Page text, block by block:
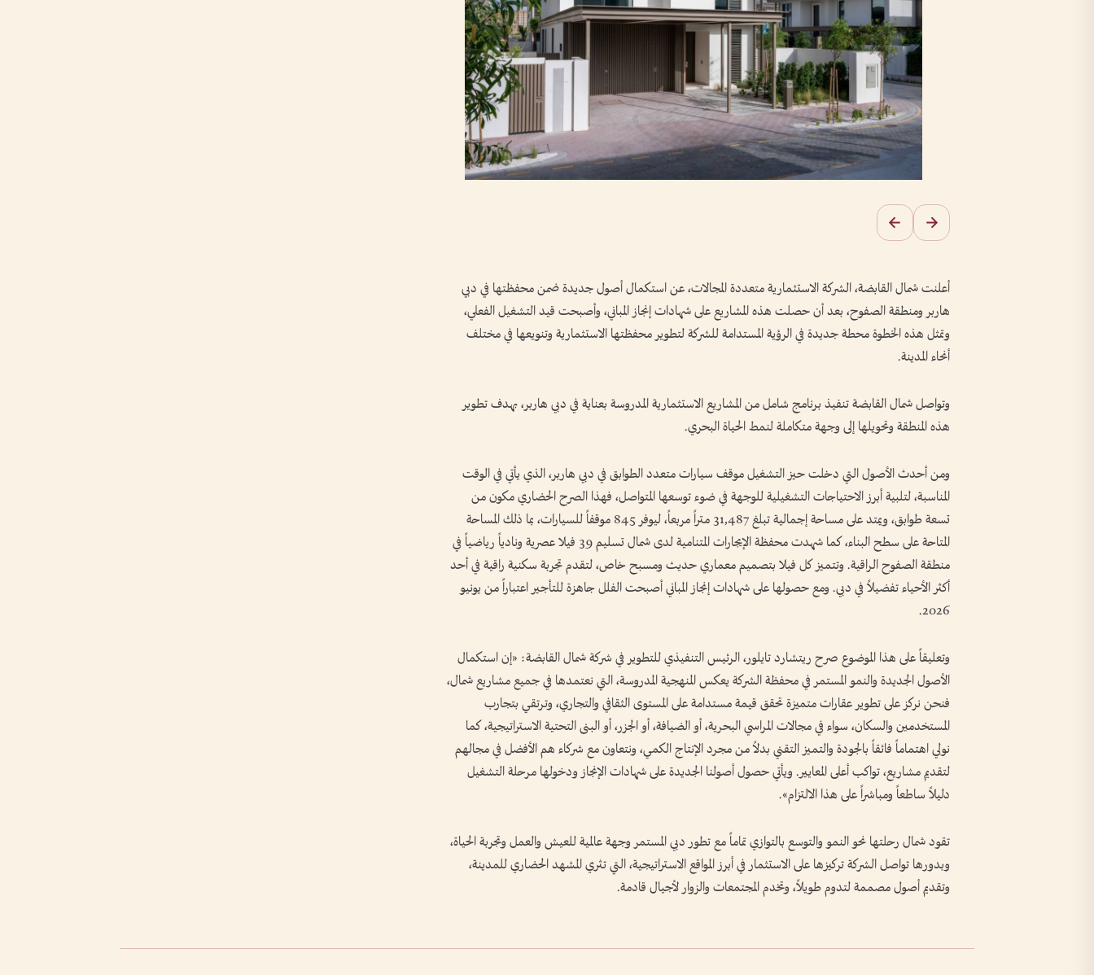
أعلنت شمال القابضة، الشركة الاستثمارية متعددة المجالات، عن استكمال أصول جديدة ضمن محفظتها في دبي
هاربر ومنطقة الصفوح، بعد أن حصلت هذه المشاريع على شهادات إنجاز المباني، وأصبحت قيد التشغيل الفعلي،
وتمثل هذه الخطوة محطة جديدة في الرؤية المستدامة للشركة لتطوير محفظتها الاستثمارية وتنويعها في مختلف
أنحاء المدينة.
وتواصل شمال القابضة تنفيذ برنامج شامل من المشاريع الاستثمارية المدروسة بعناية في دبي هاربر، بهدف تطوير
هذه المنطقة وتحويلها إلى وجهة متكاملة لنمط الحياة البحري.
ومن أحدث الأصول التي دخلت حيز التشغيل موقف سيارات متعدد الطوابق في دبي هاربر، الذي يأتي في الوقت
المناسبة، لتلبية أبرز الاحتياجات التشغيلية للوجهة في ضوء توسعها المتواصل، فهذا الصرح الحضاري مكون من
تسعة طوابق، ويمتد على مساحة إجمالية تبلغ 31,487 متراً مربعاً، ليوفر 845 موقفاً للسيارات، بما ذلك المساحة
المتاحة على سطح البناء، كما شهدت محفظة الإيجارات المتنامية لدى شمال تسليم 39 فيلا عصرية ونادياً رياضياً في
منطقة الصفوح الراقية. وتتميز كل فيلا بتصميم معماري حديث ومسبح خاص، لتقدم تجربة سكنية راقية في أحد
أكثر الأحياء تفضيلاً في دبي. ومع حصولها على شهادات إنجاز المباني أصبحت الفلل جاهزة للتأجير اعتباراً من يونيو
2026.
وتعليقاً على هذا الموضوع صرح ريتشارد تايلور، الرئيس التنفيذي للتطوير في شركة شمال القابضة: «إن استكمال
الأصول الجديدة والنمو المستمر في محفظة الشركة يعكس المنهجية المدروسة، التي نعتمدها في جميع مشاريع شمال،
فنحن نركز على تطوير عقارات متميزة تحقق قيمة مستدامة على المستوى الثقافي والتجاري، وترتقي بتجارب
المستخدمين والسكان، سواء في مجالات المراسي البحرية، أو الضيافة، أو الجزر، أو البنى التحتية الاستراتيجية، كما
نولي اهتماماً فائقاً بالجودة والتميز التقني بدلاً من مجرد الإنتاج الكمي، ونتعاون مع شركاء هم الأفضل في مجالهم
لتقديم مشاريع، تواكب أعلى المعايير. ويأتي حصول أصولنا الجديدة على شهادات الإنجاز ودخولها مرحلة التشغيل
دليلاً ساطعاً ومباشراً على هذا الالتزام».
تقود شمال رحلتها نحو النمو والتوسع بالتوازي تماماً مع تطور دبي المستمر وجهة عالمية للعيش والعمل وتجربة الحياة،
وبدورها تواصل الشركة تركيزها على الاستثمار في أبرز المواقع الاستراتيجية، التي تثري المشهد الحضاري للمدينة،
وتقديم أصول مصممة لتدوم طويلاً، وتخدم المجتمعات والزوار لأجيال قادمة.